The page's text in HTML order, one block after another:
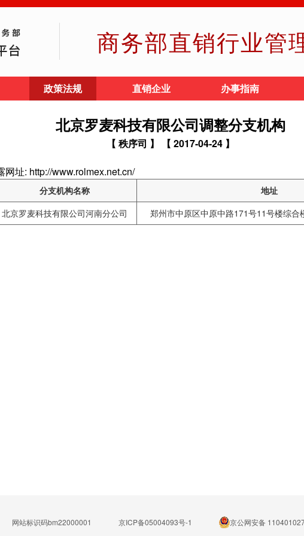
商务部直销行业管
政策法规 直销企业 办事指南
北京罗麦科技有限公司调整分支机构
【 秩序司 】 【 2017-04-24 】
址: http://www.rolmex.net.cn/
分支机构名称 地址
北京罗麦科技有限公司河南分公司 郑州市中原区中原中路171号11号楼综
网站标识码bm22000001 京ICP备05004093号-1
京公网安备